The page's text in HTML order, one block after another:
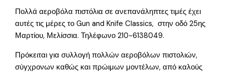
Πολλά αεροβόλα πιστόλια σε ανεπανάληπτες τιμές έχει
αυτές τις μέρες το Gun and Knife Classics, στην οδό 25ης
Μαρτίου, Μελίσσια. Τηλέφωνο 210-6138049.
Πρόκειται για συλλογή πολλών αεροβόλων πιστολιών,
σύγχρονων καθώς και πρώιμων μοντέλων, από καλούς